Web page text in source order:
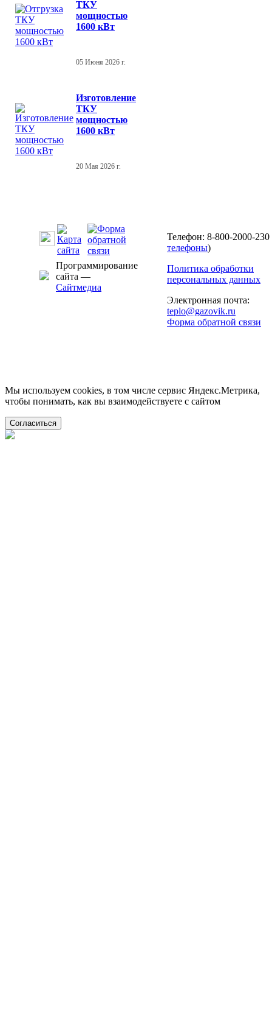
ТКУ
мощностью
1600 кВт
05 Июня 2026 г.
Изготовление
ТКУ
мощностью
1600 кВт
20 Мая 2026 г.
Программирование
сайта —
Сайтмедиа
Телефон: 8-800-2000-230
телефоны)
Политика обработки
персональных данных
Электронная почта:
teplo@gazovik.ru
Форма обратной связи
Мы используем cookies, в том числе сервис Яндекс.Метрика,
чтобы понимать, как вы взаимодействуете с сайтом
Согласиться